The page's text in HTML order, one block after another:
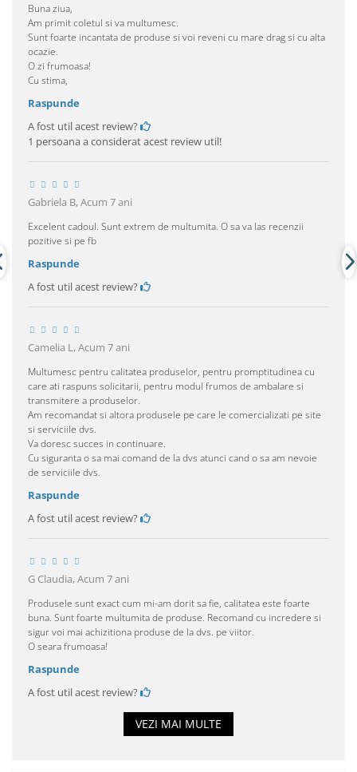
Buna ziua,
Am primit coletul si va multumesc.
Sunt foarte incantata de produse si voi reveni cu mare drag si cu alta
ocazie.
O zi frumoasa!
Cu stima,
Raspunde
A fost util acest review?
1 persoana a considerat acest review util!
Gabriela B,Acum 7 ani
Excelent cadoul. Sunt extrem de multumita. O sa va las recenzii
pozitive si pe fb
Raspunde
A fost util acest review?
Camelia L,Acum 7 ani
Multumesc pentru calitatea produselor, pentru promptitudinea cu
care ati raspuns solicitarii, pentru modul frumos de ambalare si
transmitere a produselor.
Am recomandat si altora produsele pe care le comercializati pe site
si serviciile dvs.
Va doresc succes in continuare.
Cu siguranta o sa mai comand de la dvs atunci cand o sa am nevoie
de serviciile dvs.
Raspunde
A fost util acest review?
G Claudia,Acum 7 ani
Produsele sunt exact cum mi-am dorit sa fie, calitatea este foarte
buna. Sunt foarte multumita de produse. Recomand cu incredere si
sigur voi mai achizitiona produse de la dvs. pe viitor.
O seara frumoasa!
Raspunde
A fost util acest review?
VEZI MAI MULTE